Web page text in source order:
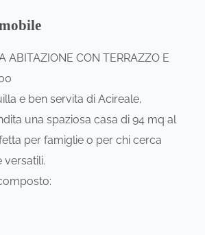
ABITAZIONE CON TERRAZZO E
e ben servita di Acireale,
una spaziosa casa di 94 mq al
per famiglie o per chi cerca
versatili.